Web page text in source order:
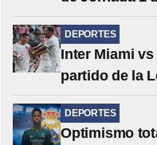
DEPORTES
Inter Miami
partido de la
DEPORTES
Optimismo